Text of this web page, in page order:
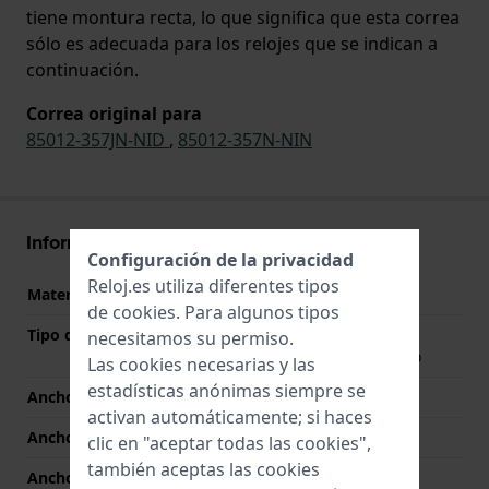
tiene montura recta, lo que significa que esta correa
sólo es adecuada para los relojes que se indican a
continuación.
Correa original para
85012-357JN-NID , 85012-357N-NIN
Información Correa
Material correa
Cuero
Tipo de material
Piel de becerro con
estampado de cocodrilo
Ancho de correa
16 mm
Ancho de las asas
5 mm
Ancho de correa en la
14 mm
Configuración de la privacidad
Reloj.es utiliza diferentes tipos
de cookies. Para algunos tipos
necesitamos su permiso.
Las cookies necesarias y las
estadísticas anónimas siempre se
activan automáticamente; si haces
clic en "aceptar todas las cookies",
también aceptas las cookies